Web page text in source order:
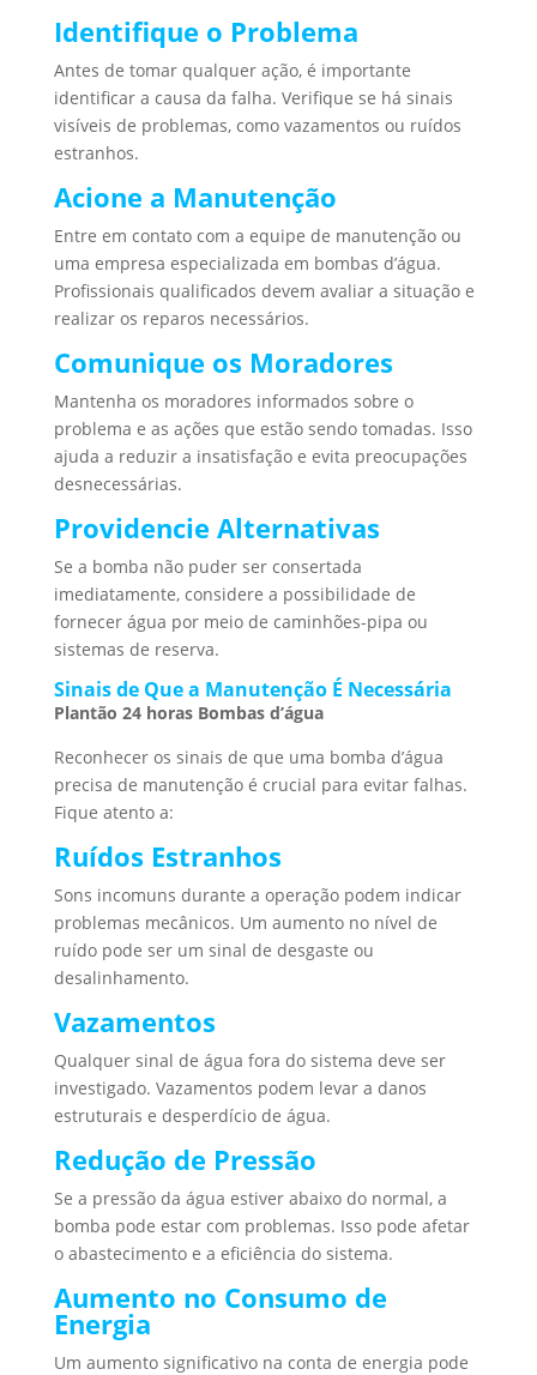
Identifique o Problema
Antes de tomar qualquer ação, é importante
identificar a causa da falha. Verifique se há sinais
visíveis de problemas, como vazamentos ou ruídos
estranhos.
Acione a Manutenção
Entre em contato com a equipe de manutenção ou
uma empresa especializada em bombas d’água.
Profissionais qualificados devem avaliar a situação e
realizar os reparos necessários.
Comunique os Moradores
Mantenha os moradores informados sobre o
problema e as ações que estão sendo tomadas. Isso
ajuda a reduzir a insatisfação e evita preocupações
desnecessárias.
Providencie Alternativas
Se a bomba não puder ser consertada
imediatamente, considere a possibilidade de
fornecer água por meio de caminhões-pipa ou
sistemas de reserva.
Sinais de Que a Manutenção É Necessária
Plantão 24 horas Bombas d’água
Reconhecer os sinais de que uma bomba d’água
precisa de manutenção é crucial para evitar falhas.
Fique atento a:
Ruídos Estranhos
Sons incomuns durante a operação podem indicar
problemas mecânicos. Um aumento no nível de
ruído pode ser um sinal de desgaste ou
desalinhamento.
Vazamentos
Qualquer sinal de água fora do sistema deve ser
investigado. Vazamentos podem levar a danos
estruturais e desperdício de água.
Redução de Pressão
Se a pressão da água estiver abaixo do normal, a
bomba pode estar com problemas. Isso pode afetar
o abastecimento e a eficiência do sistema.
Aumento no Consumo de
Energia
Um aumento significativo na conta de energia pode